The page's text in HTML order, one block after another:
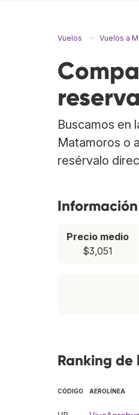
Vuelos Vuelos a
Buscamos en
Matamoros o
resérvalo
Precio medio
$3,051
Ranking de
CÓDIGO AEROLÍNEA